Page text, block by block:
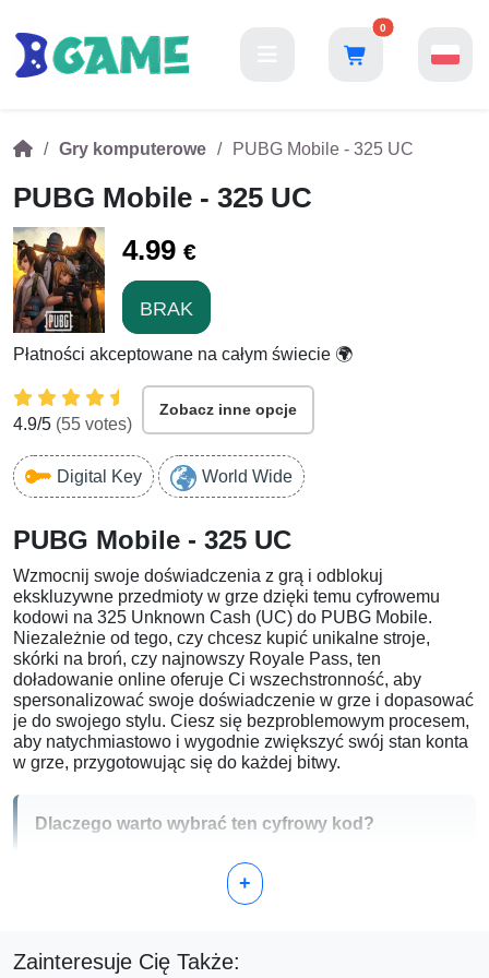
0
Gry komputerowe PUBG Mobile - 325 UC
PUBG Mobile - 325 UC
4.99 €
BRAK
Płatności akceptowane na całym świecie 🌍
4.9/5 (55 votes)
Zobacz inne opcje
Digital Key World Wide
PUBG Mobile - 325 UC
Wzmocnij swoje doświadczenia z grą i odblokuj
ekskluzywne przedmioty w grze dzięki temu cyfrowemu
kodowi na 325 Unknown Cash (UC) do PUBG Mobile.
Niezależnie od tego, czy chcesz kupić unikalne stroje,
skórki na broń, czy najnowszy Royale Pass, ten
doładowanie online oferuje Ci wszechstronność, aby
spersonalizować swoje doświadczenie w grze i dopasować
je do swojego stylu. Ciesz się bezproblemowym procesem,
aby natychmiastowo i wygodnie zwiększyć swój stan konta
w grze, przygotowując się do każdej bitwy.
Dlaczego warto wybrać ten cyfrowy kod?
Niezależnie od tego, czy jesteś okazjonalnym graczem, czy
zapalonym fanem, nasza karta 325 UC zapewnia idealną
Elastyczność:Użyj UC, aby kupić to, co rzeczywiście
+
Zainteresuje Cię Także: